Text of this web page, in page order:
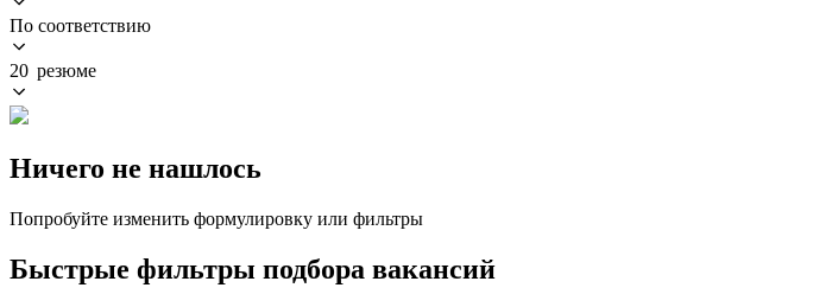
По соответствию
20 резюме
Ничего не нашлось
Попробуйте изменить формулировку или фильтры
Быстрые фильтры подбора вакансий